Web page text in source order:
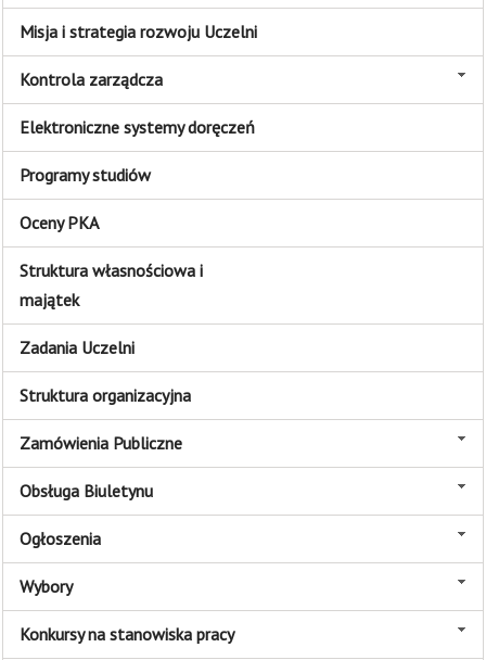
Misja i strategia rozwoju Uczelni
Kontrola zarządcza
Elektroniczne systemy doręczeń
Programy studiów
Oceny PKA
Struktura własnościowa i
majątek
Zadania Uczelni
Struktura organizacyjna
Zamówienia Publiczne
Obsługa Biuletynu
Ogłoszenia
Wybory
Konkursy na stanowiska pracy